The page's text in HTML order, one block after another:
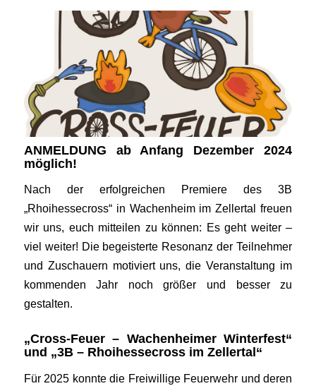
ANMELDUNG ab Anfang Dezember 2024
möglich!
Nach der erfolgreichen Premiere des 3B
„Rhoihessecross“ in Wachenheim im Zellertal freuen
wir uns, euch mitteilen zu können: Es geht weiter –
viel weiter! Die begeisterte Resonanz der Teilnehmer
und Zuschauern motiviert uns, die Veranstaltung im
kommenden Jahr noch größer und besser zu
gestalten.
„Cross-Feuer – Wachenheimer Winterfest“
und „3B – Rhoihessecross im Zellertal“
Für 2025 konnte die Freiwillige Feuerwehr und deren